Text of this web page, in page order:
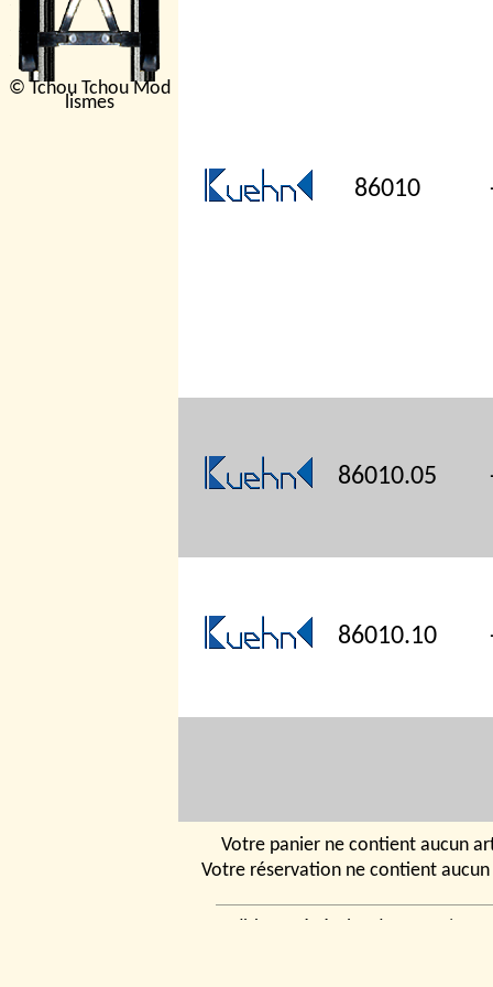
© Tchou Tchou Mod
lismes
86010
86010.05
86010.10
86020
Votre panier ne contient aucun
Votre réservation ne contient